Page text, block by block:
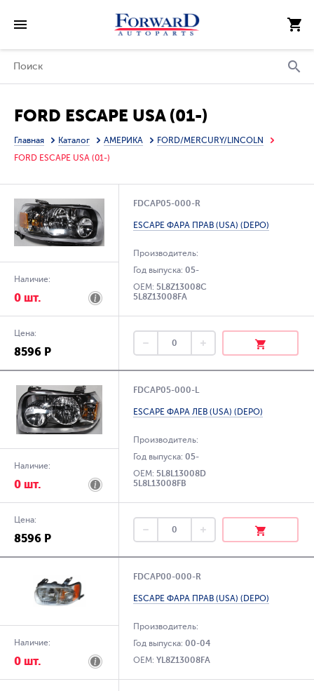
FORD ESCAPE USA (01-)
Главная Каталог АМЕРИКА
FORD/MERCURY/LINCOLN
FORD ESCAPE USA (01-)
Наличие:
0 шт.
FDCAP05-000-R
ESCAPE ФАРА ПРАВ (USA) (DEPO)
Производитель:
Год выпуска:05-
OEM: 5L8Z13008C
5L8Z13008FA
Цена:
8596 Р
Наличие:
0 шт.
FDCAP05-000-L
ESCAPE ФАРА ЛЕВ (USA) (DEPO)
Производитель:
Год выпуска:05-
OEM: 5L8L13008D
5L8L13008FB
Цена:
8596 Р
Наличие:
0 шт.
FDCAP00-000-R
ESCAPE ФАРА ПРАВ (USA) (DEPO)
Производитель:
Год выпуска:00-04
OEM:YL8Z13008FA